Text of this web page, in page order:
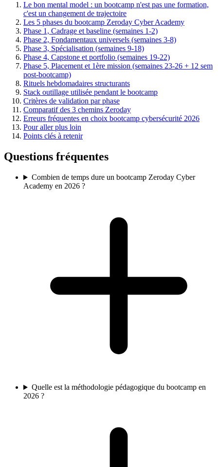
Le bon mental model : un bootcamp n'est pas une formation,
c'est un changement de trajectoire
Les 5 phases du bootcamp Zeroday Cyber Academy
Phase 1, Cadrage et baseline (semaines 1-2)
Phase 2, Fondamentaux universels (semaines 3-8)
Phase 3, Spécialisation (semaines 9-18)
Phase 4, Capstone et portfolio (semaines 19-22)
Phase 5, Placement et 1ère mission (semaines 23-26 + 12 sem
post-bootcamp)
Rituels hebdomadaires structurants
Stack outillage utilisée pendant le bootcamp
Critères de validation par phase
Comparatif des 3 chemins Zeroday
Erreurs fréquentes en choix bootcamp cybersécurité 2026
Pour aller plus loin
Points clés à retenir
Questions fréquentes
Combien de temps dure un bootcamp Zeroday Cyber
Academy en 2026 ?
Quelle est la méthodologie pédagogique du bootcamp en
2026 ?